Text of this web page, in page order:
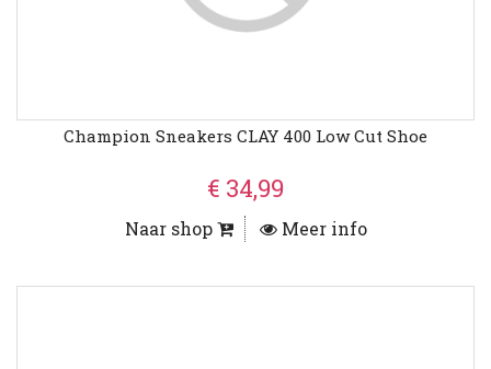
Champion Sneakers CLAY 400 Low Cut Shoe
€ 34,99
Naar shop Meer info